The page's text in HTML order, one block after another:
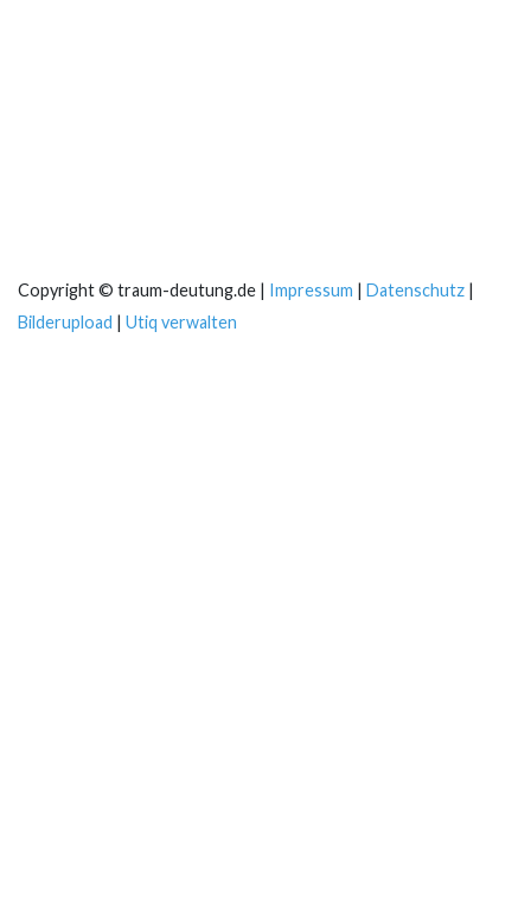
Copyright © traum-deutung.de | Impressum | Datenschutz |
Bilderupload | Utiq verwalten